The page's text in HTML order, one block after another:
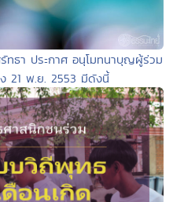
ทธา ประกาศ อนุโมทนาบุญผู้ร่วม
21 พ.ย. 2553 มีดังนี้